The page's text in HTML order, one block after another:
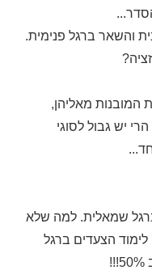
והשאר ברגל פנימית.
המובנות מאליהן,
יש גבול לסוגי
שמאלית. למה שלא
הצעדים ברגל